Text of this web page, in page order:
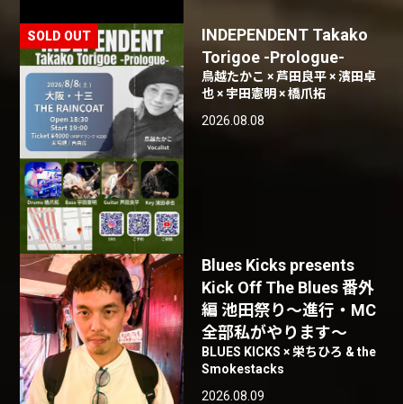
INDEPENDENT Takako
Torigoe -Prologue-
鳥越たかこ × 芦田良平 × 濱田卓
也 × 宇田憲明 × 橋爪拓
2026.08.08
Blues Kicks presents
Kick Off The Blues 番外
編 池田祭り〜進行・MC
全部私がやります〜
BLUES KICKS × 栄ちひろ & the
Smokestacks
2026.08.09